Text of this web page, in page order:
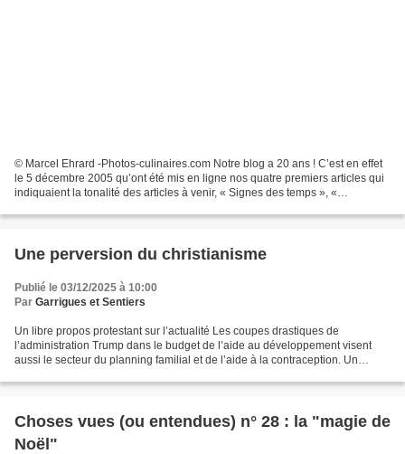
© Marcel Ehrard -Photos-culinaires.com Notre blog a 20 ans ! C’est en effet
le 5 décembre 2005 qu’ont été mis en ligne nos quatre premiers articles qui
indiquaient la tonalité des articles à venir, « Signes des temps », «
Une perversion du christianisme
Publié le 03/12/2025 à 10:00
Par Garrigues et Sentiers
Un libre propos protestant sur l’actualité Les coupes drastiques de
l’administration Trump dans le budget de l’aide au développement visent
aussi le secteur du planning familial et de l’aide à la contraception. Un
Choses vues (ou entendues) n° 28 : la "magie de
Noël"